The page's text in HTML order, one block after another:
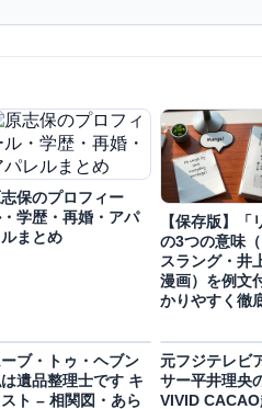
保のプロフィー
学歴・再婚・アパ
ルまとめ
【保存版】「
の3つの意味
スラング・井
漫画）を例文
かりやすく徹
ブ・トゥ・ヘブン
遺品整理士です キ
スト – 相関図・あら
元フジテレビ
サー平井理央
VIVID